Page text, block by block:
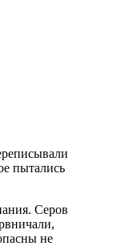
пытались
Серов
не